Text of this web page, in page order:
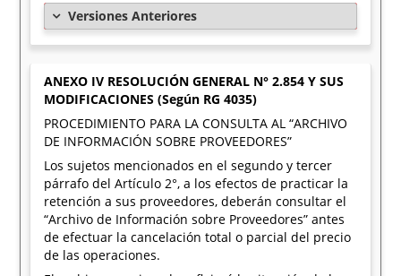
Versiones Anteriores
ANEXO IV RESOLUCIÓN GENERAL N° 2.854 Y SUS
MODIFICACIONES (Según RG 4035)
PROCEDIMIENTO PARA LA CONSULTA AL “ARCHIVO
DE INFORMACIÓN SOBRE PROVEEDORES”
Los sujetos mencionados en el segundo y tercer
párrafo del Artículo 2°, a los efectos de practicar la
retención a sus proveedores, deberán consultar el
“Archivo de Información sobre Proveedores” antes
de efectuar la cancelación total o parcial del precio
de las operaciones.